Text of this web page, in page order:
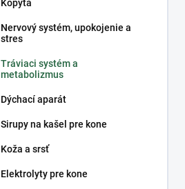
Kopytá
Nervový systém, upokojenie a
stres
Tráviaci systém a
metabolizmus
Dýchací aparát
Sirupy na kašel pre kone
Koža a srsť
Elektrolyty pre kone